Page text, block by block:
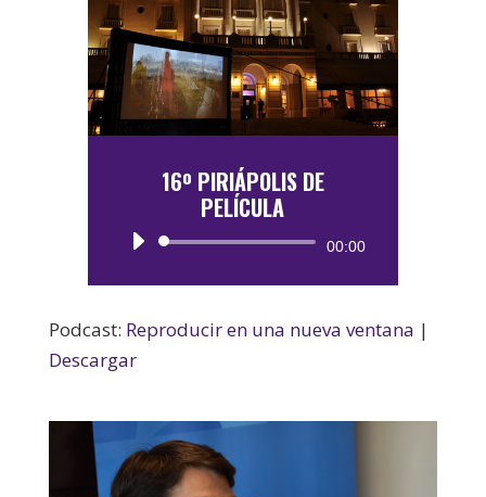
16º PIRIÁPOLIS DE
PELÍCULA
Reproductor
00:00
Podcast: Reproducir en una nueva ventana |
Descargar